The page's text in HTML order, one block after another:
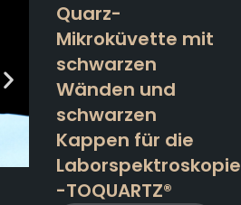
Quarz-
Mikroküvette mit
schwarzen
Wänden und
schwarzen
Kappen für die
Laborspektroskopie
-TOQUARTZ®